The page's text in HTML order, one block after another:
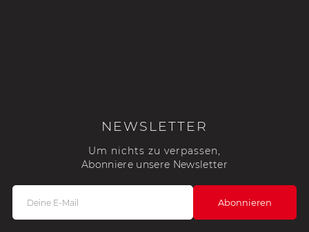
NEWSLETTER
Um nichts zu verpassen,
Abonniere unsere Newsletter